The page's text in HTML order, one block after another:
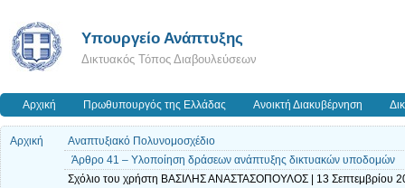
Υπουργείο Ανάπτυξης
Δικτυακός Τόπος Διαβουλεύσεων
Αρχική Πρωθυπουργός της Ελλάδας Ανοικτή Διακυβέρνηση
Αρχική
Αναπτυξιακό Πολυνομοσχέδιο
Άρθρο 41 – Υλοποίηση δράσεων ανάπτυξης δικτυακών υποδομών
Σχόλιο του χρήστη ΒΑΣΙΛΗΣ ΑΝΑΣΤΑΣΟΠΟΥΛΟΣ | 13 Σεπτεμβρίου